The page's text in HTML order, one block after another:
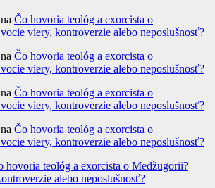
na Čo hovoria teológ a exorcista o
viery, kontroverzie alebo neposlušnosť?
na Čo hovoria teológ a exorcista o
viery, kontroverzie alebo neposlušnosť?
na Čo hovoria teológ a exorcista o
viery, kontroverzie alebo neposlušnosť?
na Čo hovoria teológ a exorcista o
viery, kontroverzie alebo neposlušnosť?
hovoria teológ a exorcista o Medžugorii?
alebo neposlušnosť?